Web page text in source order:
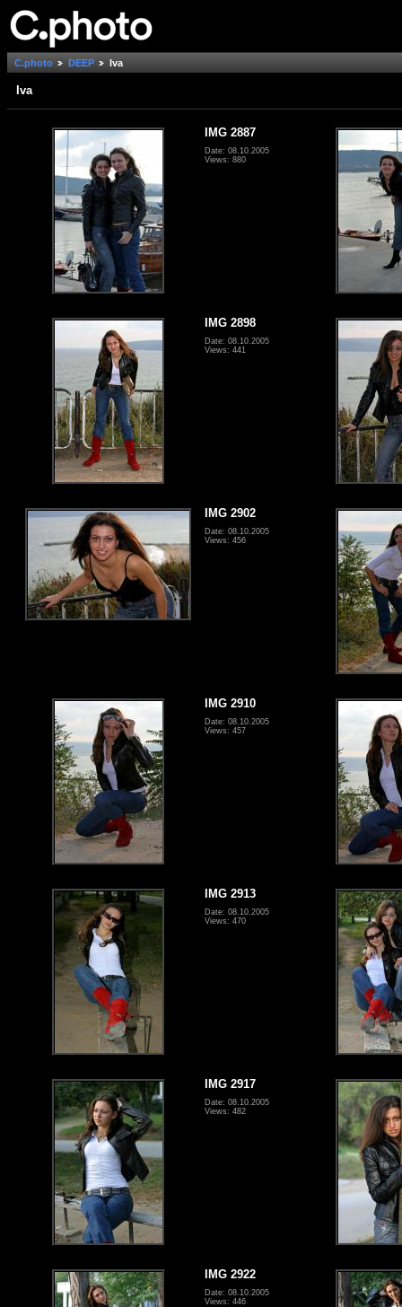
C.photo DEEP Iva
Iva
IMG 2887
Date: 08.10.2005
Views: 880
IMG 2898
Date: 08.10.2005
Views: 441
IMG 2902
Date: 08.10.2005
Views: 456
IMG 2910
Date: 08.10.2005
Views: 457
IMG 2913
Date: 08.10.2005
Views: 470
IMG 2917
Date: 08.10.2005
Views: 482
IMG 2922
Date: 08.10.2005
Views: 446